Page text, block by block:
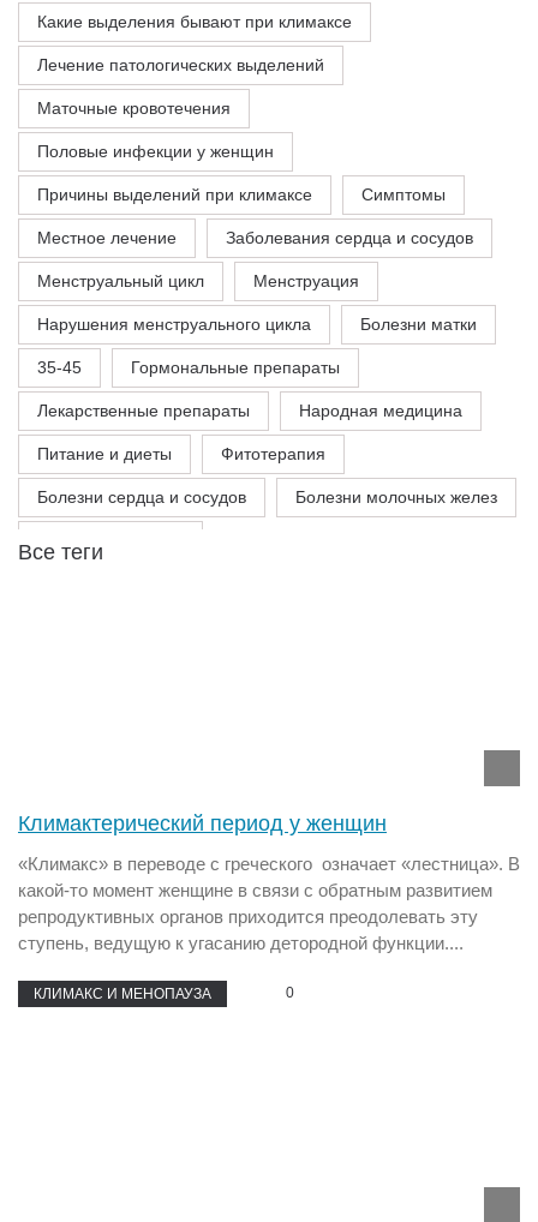
Какие выделения бывают при климаксе
Лечение патологических выделений
Маточные кровотечения
Половые инфекции у женщин
Причины выделений при климаксе Симптомы
Местное лечение Заболевания сердца и сосудов
Менструальный цикл Менструация
Нарушения менструального цикла Болезни матки
35-45 Гормональные препараты
Лекарственные препараты Народная медицина
Питание и диеты Фитотерапия
Болезни сердца и сосудов Болезни молочных желез
Климактерический период у женщин
«Климакс» в переводе с греческого означает «лестница». В
какой-то момент женщине в связи с обратным развитием
репродуктивных органов приходится преодолевать эту
ступень, ведущую к угасанию детородной функции....
КЛИМАКС И МЕНОПАУЗА 0